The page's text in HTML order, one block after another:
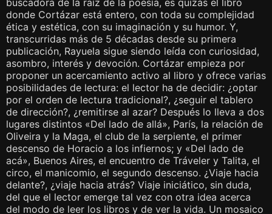
buscadora de la raíz de la poesía, es quizás el libro
donde Cortázar está entero, con toda su complejidad
ética y estética, con su imaginación y su humor. Y,
transcurridas más de 5 décadas desde su primera
publicación, Rayuela sigue siendo leída con curiosidad,
asombro, interés y devoción. Cortázar empieza por
proponer un acercamiento activo al libro y ofrece varias
posibilidades de lectura: el lector ha de decidir: ¿optar
por el orden de lectura tradicional?, ¿seguir el tablero
de dirección?, ¿remitirse al azar? Después lo lleva a dos
lugares distintos «Del lado de allá», París, la relación de
Oliveira y la Maga, el club de la serpiente, el primer
descenso de Horacio a los infiernos; y «Del lado de
acá», Buenos Aires, el encuentro de Tráveler y Talita, el
circo, el manicomio, el segundo descenso. ¿Viaje hacia
delante?, ¿viaje hacia atrás? Viaje iniciático, sin duda,
del que el lector emerge tal vez con otra idea acerca
del modo de leer los libros y de ver la vida. Un mosaico